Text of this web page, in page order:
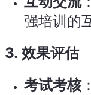
强培训的
3.效果评估
考试考核